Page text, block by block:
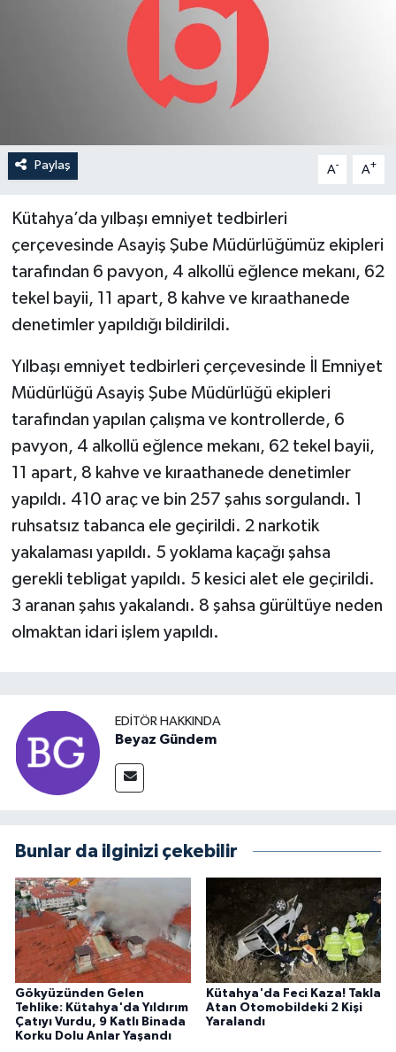
Paylaş A- A+
Kütahya’da yılbaşı emniyet tedbirleri
çerçevesinde Asayiş Şube Müdürlüğümüz ekipleri
tarafından 6 pavyon, 4 alkollü eğlence mekanı, 62
tekel bayii, 11 apart, 8 kahve ve kıraathanede
denetimler yapıldığı bildirildi.
Yılbaşı emniyet tedbirleri çerçevesinde İl Emniyet
Müdürlüğü Asayiş Şube Müdürlüğü ekipleri
tarafından yapılan çalışma ve kontrollerde, 6
pavyon, 4 alkollü eğlence mekanı, 62 tekel bayii,
11 apart, 8 kahve ve kıraathanede denetimler
yapıldı. 410 araç ve bin 257 şahıs sorgulandı. 1
ruhsatsız tabanca ele geçirildi. 2 narkotik
yakalaması yapıldı. 5 yoklama kaçağı şahsa
gerekli tebligat yapıldı. 5 kesici alet ele geçirildi.
3 aranan şahıs yakalandı. 8 şahsa gürültüye neden
olmaktan idari işlem yapıldı.
EDITÖR HAKKINDA
Beyaz Gündem
Bunlar da ilginizi çekebilir
Gökyüzünden Gelen
Tehlike: Kütahya'da Yıldırım
Çatıyı Vurdu, 9 Katlı Binada
Korku Dolu Anlar Yaşandı
Kütahya'da Feci Kaza! Takla
Atan Otomobildeki 2 Kişi
Yaralandı